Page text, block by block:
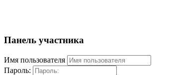
Панель участника
Имя пользователя
Пароль: